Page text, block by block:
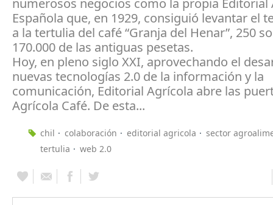
numerosos negocios como la propia Editorial
Española que, en 1929, consiguió levantar el
a la tertulia del café “Granja del Henar”, 250
170.000 de las antiguas pesetas.
Hoy, en pleno siglo XXI, aprovechando el
nuevas tecnologías 2.0 de la información y la
comunicación, Editorial Agrícola abre las
Agrícola Café. De esta...
chil colaboración editorial agricola
sector
tertulia
web 2.0